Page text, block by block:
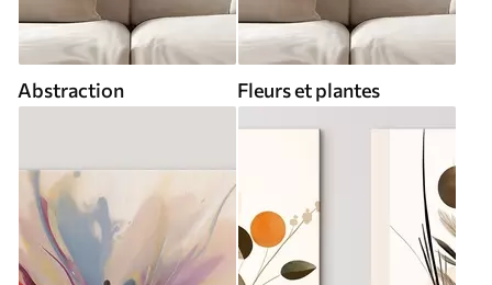
Abstraction Fleurs et plantes